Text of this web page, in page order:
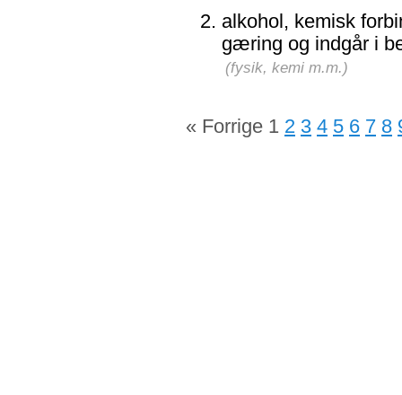
alkohol, kemisk
gæring og indgår i
(fysik, kemi m.m.)
« Forrige 1 2 3 4 5 6 7 8